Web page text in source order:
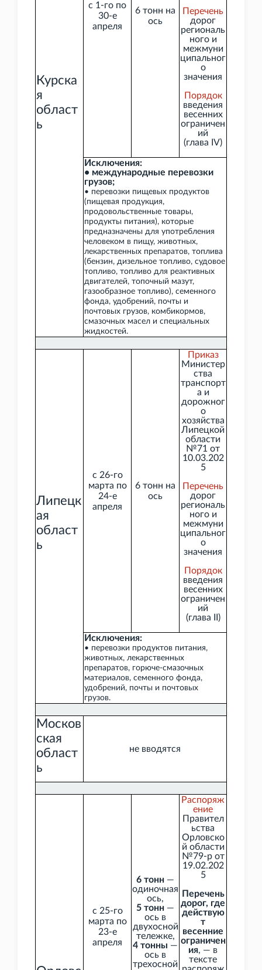
Курска
я
област
ь
с 1-го по
30-е
апреля
6 тонн на
ось
Перечень
дорог
региональ
ного и
межмуни
ципальног
о
значения
Порядок
введения
весенних
ограничен
ий
(глава IV)
Исключения:
• международные перевозки
грузов;
• перевозки пищевых продуктов
(пищевая продукция,
продовольственные товары,
продукты питания), которые
предназначены для употребления
человеком в пищу, животных,
лекарственных препаратов, топлива
(бензин, дизельное топливо, судовое
топливо, топливо для реактивных
двигателей, топочный мазут,
газообразное топливо), семенного
фонда, удобрений, почты и
почтовых грузов, комбикормов,
смазочных масел и специальных
жидкостей.
Липецк
ая
област
ь
с 26-го
марта по
24-е
апреля
6 тонн на
ось
Приказ
Министер
ства
транспорт
а и
дорожног
о
хозяйства
Липецкой
области
№71 от
10.03.202
5
Перечень
дорог
региональ
ного и
межмуни
ципальног
о
значения
Порядок
введения
весенних
ограничен
ий
(глава
II)
Исключения:
• перевозки продуктов питания,
животных, лекарственных
препаратов, горюче-смазочных
материалов, семенного фонда,
удобрений, почты и почтовых
грузов.
Москов
ская
област
ь
не вводятся
с 25-го
марта по
23-е
апреля
6 тонн —
одиночная
ось,
5 тонн —
ось в
двухосной
тележке,
4 тонны —
ось в
трехосной
Распоряж
ение
Правител
ьства
Орловско
й области
№79-р от
19.02.202
5
Перечень
дорог, где
действую
т
весенние
ограничен
ия, — в
тексте